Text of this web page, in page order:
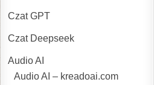
Czat GPT
Czat Deepseek
Audio AI
Audio AI – kreadoai.com